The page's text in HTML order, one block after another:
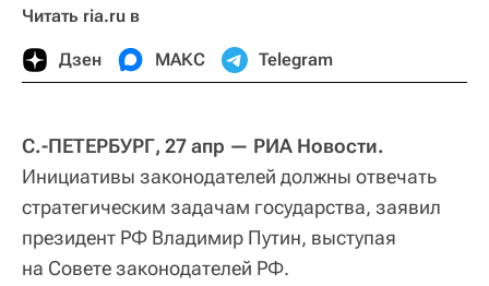
Читать ria.ru в
Дзен МАКС Telegram
С.-ПЕТЕРБУРГ, 27 апр — РИА Новости.
Инициативы законодателей должны отвечать
стратегическим задачам государства, заявил
президент РФ Владимир Путин, выступая
на Совете законодателей РФ.